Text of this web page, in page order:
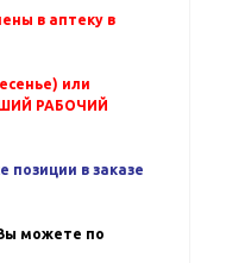
в аптеку в
или
РАБОЧИЙ
позиции в заказе
можете по